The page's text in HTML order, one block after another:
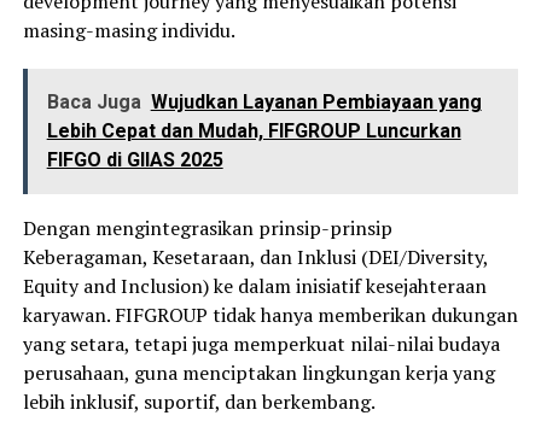
masing-masing individu.
Baca Juga Wujudkan Layanan Pembiayaan yang
Lebih Cepat dan Mudah, FIFGROUP Luncurkan
FIFGO di GIIAS 2025
Dengan mengintegrasikan prinsip-prinsip
Keberagaman, Kesetaraan, dan Inklusi (DEI/Diversity,
Equity and Inclusion) ke dalam inisiatif kesejahteraan
karyawan. FIFGROUP tidak hanya memberikan dukungan
yang setara, tetapi juga memperkuat nilai-nilai budaya
perusahaan, guna menciptakan lingkungan kerja yang
lebih inklusif, suportif, dan berkembang.